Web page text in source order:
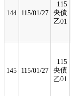
144 115/01/27
115
央債
乙01
145 115/01/27
115
央債
乙01